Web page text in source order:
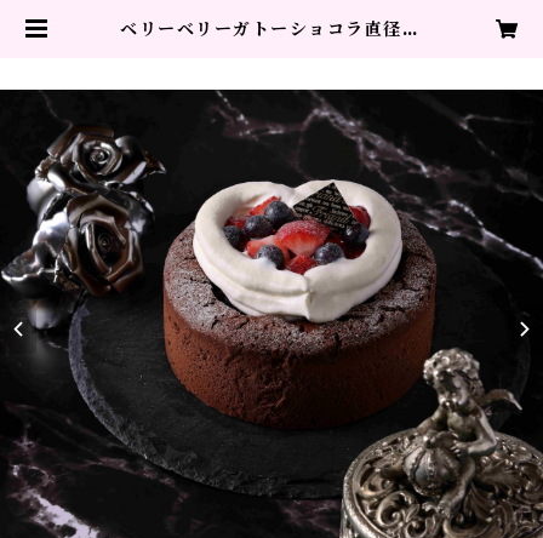
ベリーベリーガトーショコラ直径12